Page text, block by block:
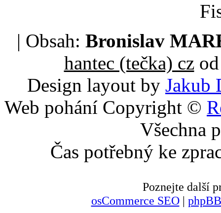
| Obsah: Bronislav
hantec (tečka) czod
Design layout by Jakub
Web pohání Copyright ©
Všechna
Čas potřebný ke
Poznejte další
osCommerce SEO|